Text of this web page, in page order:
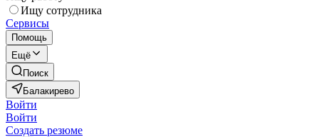
Ищу сотрудника
Сервисы
Помощь
Ещё
Поиск
Балакирево
Войти
Войти
Создать резюме